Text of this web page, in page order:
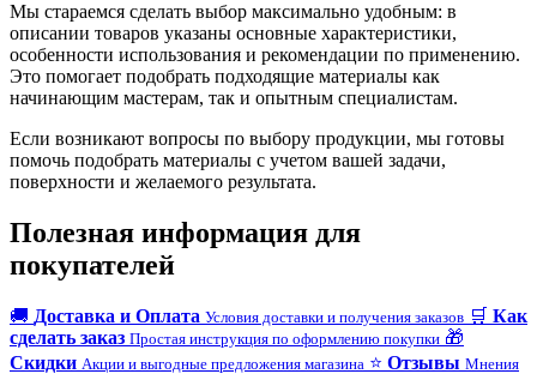
Мы стараемся сделать выбор максимально удобным: в
описании товаров указаны основные характеристики,
особенности использования и рекомендации по применению.
Это помогает подобрать подходящие материалы как
начинающим мастерам, так и опытным специалистам.
Если возникают вопросы по выбору продукции, мы готовы
помочь подобрать материалы с учетом вашей задачи,
поверхности и желаемого результата.
Полезная информация для
покупателей
🚚 Доставка и Оплата Условия доставки и получения заказов 🛒 Как
сделать заказ Простая инструкция по оформлению покупки 🎁
Скидки Акции и выгодные предложения магазина ⭐ Отзывы Мнения